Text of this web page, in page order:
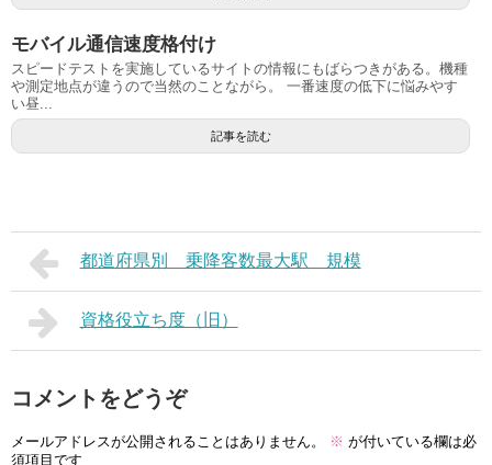
モバイル通信速度格付け
スピードテストを実施しているサイトの情報にもばらつきがある。機種
や測定地点が違うので当然のことながら。 一番速度の低下に悩みやす
い昼...
記事を読む
都道府県別 乗降客数最大駅 規模
資格役立ち度（旧）
コメントをどうぞ
メールアドレスが公開されることはありません。 ※ が付いている欄は必
須項目です